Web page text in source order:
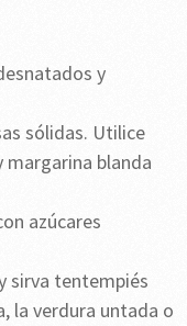
y
sólidas. Utilice
margarina blanda
azúcares
sirva tentempiés
la verdura untada o